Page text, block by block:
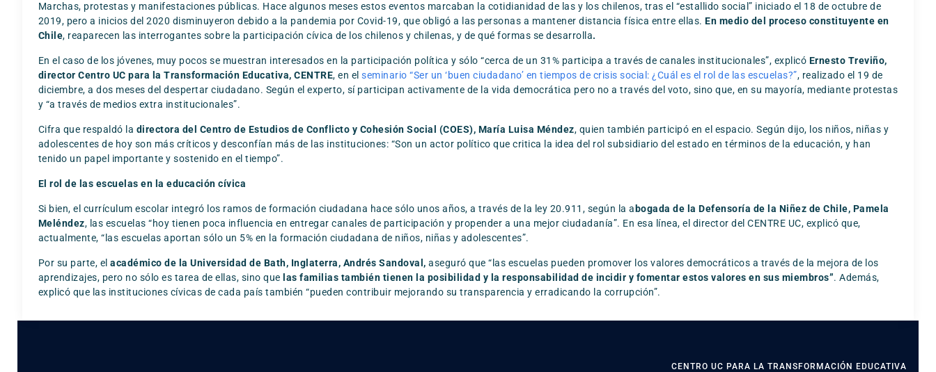
Marchas, protestas y manifestaciones públicas. Hace algunos meses estos eventos marcaban la cotidianidad de las y los chilenos, tras el “estallido social” iniciado el 18 de octubre de
2019, pero a inicios del 2020 disminuyeron debido a la pandemia por Covid-19, que obligó a las personas a mantener distancia física entre ellas.En medio del proceso constituyente en
Chile, reaparecen las interrogantes sobre la participación cívica de los chilenos y chilenas, y de qué formas se desarrolla.
En el caso de los jóvenes, muy pocos se muestran interesados en la participación política y sólo “cerca de un 31% participa a través de canales institucionales”, explicó Ernesto Treviño,
director Centro UC para la Transformación Educativa, CENTRE, en elseminario “Ser un ‘buen ciudadano’ en tiempos de crisis social: ¿Cuál es el rol de las escuelas?”, realizado el 19 de
diciembre, a dos meses del despertar ciudadano. Según el experto, sí participan activamente de la vida democrática pero no a través del voto, sino que, en su mayoría, mediante protestas
y “a través de medios extra institucionales”.
Cifra que respaldó la directora del Centro de Estudios de Conflicto y Cohesión Social (COES), María Luisa Méndez, quien también participó en el espacio. Según dijo, los niños, niñas y
adolescentes de hoy son más críticos y desconfían más de las instituciones: “Son un actor político que critica la idea del rol subsidiario del estado en términos de la educación, y han
tenido un papel importante y sostenido en el tiempo”.
El rol de las escuelas en la educación cívica
Si bien, el currículum escolar integró los ramos de formación ciudadana hace sólo unos años, a través de la ley 20.911, según la a bogada de la Defensoría de la Niñez de Chile, Pamela
Meléndez, las escuelas “hoy tienen poca influencia en entregar canales de participación y propender a una mejor ciudadanía”. En esa línea, el director del CENTRE UC, explicó que,
actualmente, “las escuelas aportan sólo un 5% en la formación ciudadana de niños, niñas y adolescentes”.
Por su parte, elacadémico de la Universidad de Bath, Inglaterra, Andrés Sandoval, aseguró que “las escuelas pueden promover los valores democráticos a través de la mejora de los
aprendizajes, pero no sólo es tarea de ellas, sino que las familias también tienen la posibilidad y la responsabilidad de incidir y fomentar estos valores en sus miembros”. Además,
explicó que las instituciones cívicas de cada país también “pueden contribuir mejorando su transparencia y erradicando la corrupción”.
CENTRO UC PARA LA TRANSFORMACIÓN EDUCATIVA